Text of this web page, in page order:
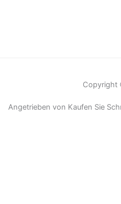
Copyright
Angetrieben von Kaufen Sie